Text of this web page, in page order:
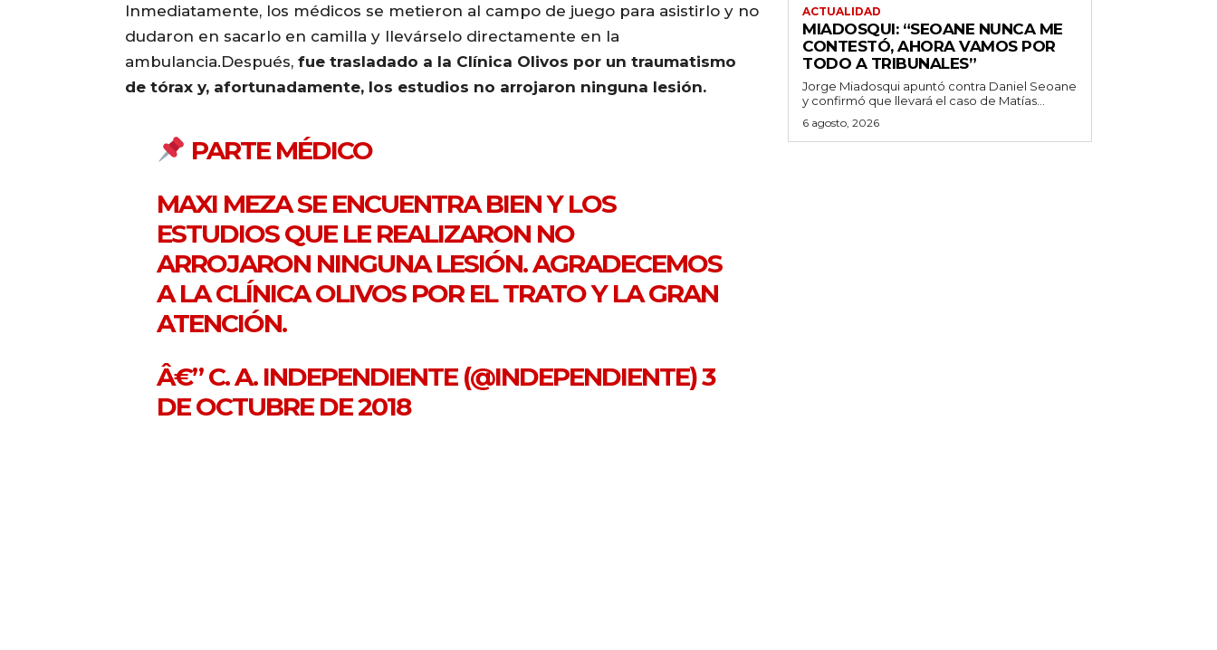
Inmediatamente, los médicos se metieron al campo de juego para asistirlo y no
dudaron en sacarlo en camilla y llevárselo directamente en la
ambulancia.Después, fue trasladado a la Clínica Olivos por un traumatismo
de tórax y, afortunadamente, los estudios no arrojaron ninguna lesión.
PARTE MÉDICO
MAXI MEZA SE ENCUENTRA BIEN Y LOS
ESTUDIOS QUE LE REALIZARON NO
ARROJARON NINGUNA LESIÓN. AGRADECEMOS
A LA CLÍNICA OLIVOS POR EL TRATO Y LA GRAN
ATENCIÓN.
Â€” C. A. INDEPENDIENTE (@INDEPENDIENTE)3
DE OCTUBRE DE 2018
ACTUALIDAD
MIADOSQUI: “SEOANE NUNCA ME
CONTESTÓ, AHORA VAMOS POR
TODO A TRIBUNALES”
Jorge Miadosqui apuntó contra Daniel Seoane
y confirmó que llevará el caso de Matías...
6 agosto, 2026